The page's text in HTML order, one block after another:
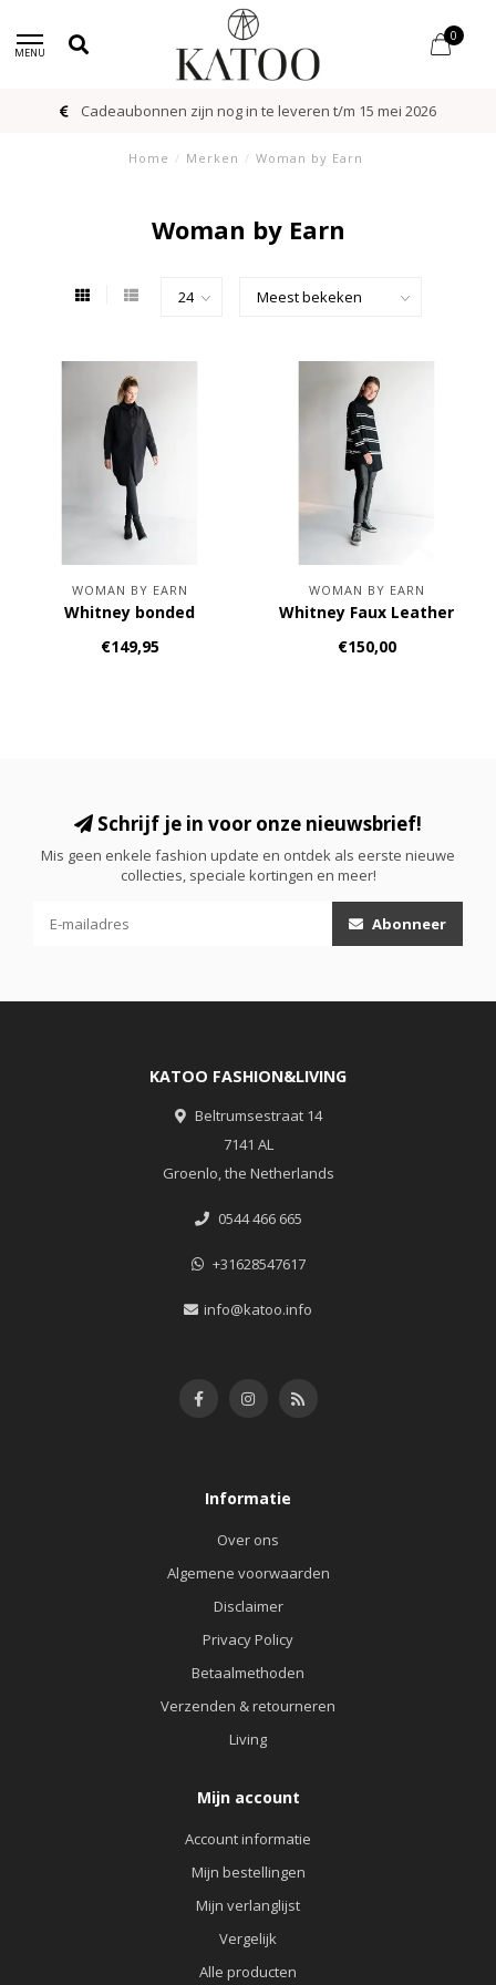
MENU
0
Cadeaubonnen zijn nog in te leveren t/m 15 mei 2026
Home / Merken / Woman by Earn
Woman by Earn
WOMAN BY EARN
Whitney bonded
€149,95
WOMAN BY EARN
Whitney Faux Leather
€150,00
Schrijf je in voor onze nieuwsbrief!
Mis geen enkele fashion update en ontdek als eerste nieuwe
collecties, speciale kortingen en meer!
Abonneer
KATOO FASHION&LIVING
Beltrumsestraat 14
7141 AL
Groenlo, the Netherlands
0544 466 665
+31628547617
info@katoo.info
Informatie
Over ons
Algemene voorwaarden
Disclaimer
Privacy Policy
Betaalmethoden
Verzenden & retourneren
Living
Mijn account
Account informatie
Mijn bestellingen
Mijn verlanglijst
Vergelijk
Alle producten